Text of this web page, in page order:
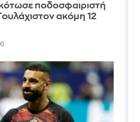
ποδοσφαιριστή
ακόμη 12